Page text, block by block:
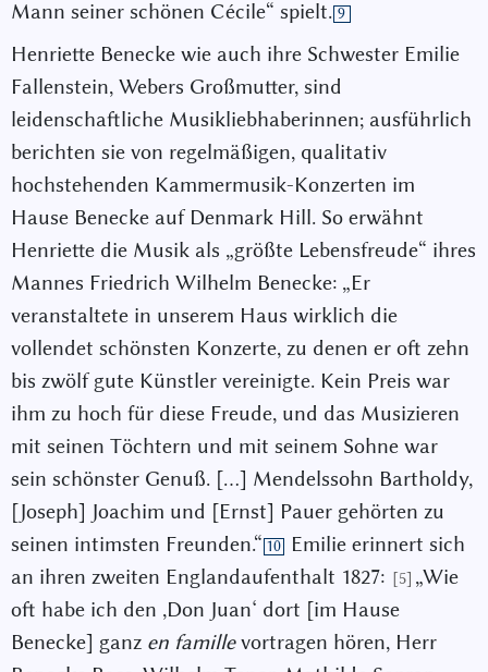
Mann seiner schönen Cécile“ spielt. 9
Henriette Benecke wie auch ihre Schwester Emilie
Fallenstein, Webers Großmutter, sind
leidenschaftliche Musikliebhaberinnen; ausführlich
berichten sie von regelmäßigen, qualitativ
hochstehenden Kammermusik-Konzerten im
Hause Benecke auf Denmark Hill. So erwähnt
Henriette die Musik als „größte Lebensfreude“ ihres
Mannes Friedrich Wilhelm Benecke: „Er
veranstaltete in unserem Haus wirklich die
vollendet schönsten Konzerte, zu denen er oft zehn
bis zwölf gute Künstler vereinigte. Kein Preis war
ihm zu hoch für diese Freude, und das Musizieren
mit seinen Töchtern und mit seinem Sohne war
sein schönster Genuß. […] Mendelssohn Bartholdy,
[Joseph] Joachim und [Ernst] Pauer gehörten zu
seinen intimsten Freunden.“ 10
Emilie erinnert sich
an ihren zweiten Englandaufenthalt 1827: [5] „Wie
oft habe ich den ,Don Juan‘ dort [im Hause
Benecke] ganz en famillevortragen hören, Herr